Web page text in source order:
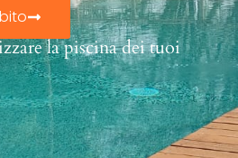
la piscina dei tuoi